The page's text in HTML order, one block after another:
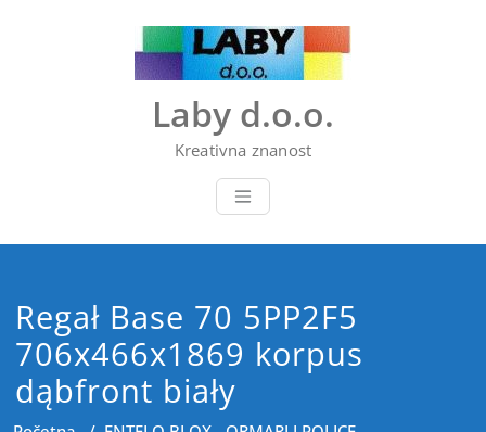
Laby d.o.o.
Kreativna znanost
Regał Base 70 5PP2F5
706x466x1869 korpus
dąbfront biały